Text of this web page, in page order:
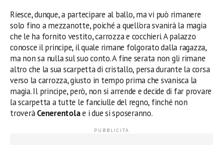
Riesce, dunque, a partecipare al ballo, ma vi può rimanere
solo fino a mezzanotte, poiché a quell’ora svanirà la magia
che le ha fornito vestito, carrozza e cocchieri. A palazzo
conosce il principe, il quale rimane folgorato dalla ragazza,
ma non sa nulla sul suo conto. A fine serata non gli rimane
altro che la sua scarpetta di cristallo, persa durante la corsa
verso la carrozza, giusto in tempo prima che svanisca la
magia. Il principe, però, non si arrende e decide di far provare
la scarpetta a tutte le fanciulle del regno, finché non
troveràCenerentolae i due si sposeranno.